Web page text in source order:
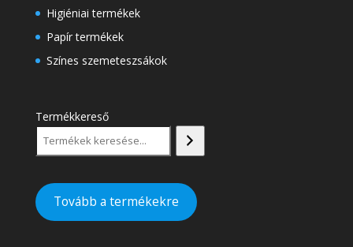
Higiéniai termékek
Papír termékek
Színes szemeteszsákok
Termékkereső
Tovább a termékekre